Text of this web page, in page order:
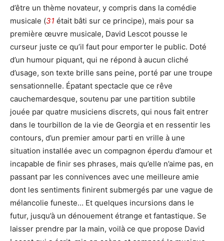
d’être un thème novateur, y compris dans la comédie
musicale (31 était bâti sur ce principe), mais pour sa
première œuvre musicale, David Lescot pousse le
curseur juste ce qu’il faut pour emporter le public. Doté
d’un humour piquant, qui ne répond à aucun cliché
d’usage, son texte brille sans peine, porté par une troupe
sensationnelle. Épatant spectacle que ce rêve
cauchemardesque, soutenu par une partition subtile
jouée par quatre musiciens discrets, qui nous fait entrer
dans le tourbillon de la vie de Georgia et en ressentir les
contours, d’un premier amour parti en vrille à une
situation installée avec un compagnon éperdu d’amour et
incapable de finir ses phrases, mais qu’elle n’aime pas, en
passant par les connivences avec une meilleure amie
dont les sentiments finirent submergés par une vague de
mélancolie funeste… Et quelques incursions dans le
futur, jusqu’à un dénouement étrange et fantastique. Se
laisser prendre par la main, voilà ce que propose David